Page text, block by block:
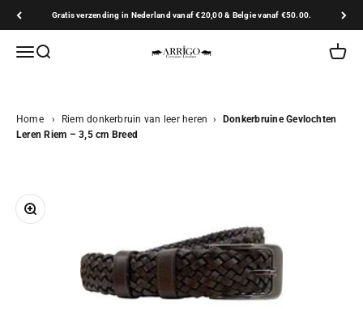
Gratis verzending in Nederland vanaf €20,00 & Belgie vanaf €50.00.
Navigatiemenu openen
Zoeken openen Arrigo.nl
Home › Riem donkerbruin van leer heren ›
Donkerbruine Gevlochten
Leren Riem – 3,5 cm Breed
In-/uitzoomen